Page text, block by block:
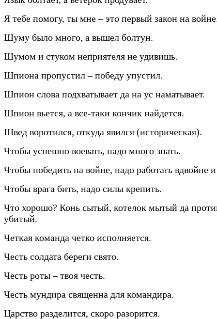
Я тебе помогу, ты мне – это первый закон на
Шуму было много, а вышел болтун.
Шумом и стуком неприятеля не удивишь.
Шпиона пропустил – победу упустил.
Шпион слова подхватывает да на ус наматывает.
Шпион вьется, а все-таки кончик найдется.
Швед воротился, откуда явился (историческая).
Чтобы успешно воевать, надо много знать.
Чтобы победить на войне, надо работать вдвойне
Чтобы врага бить, надо силы крепить.
Что хорошо? Конь сытый, котелок мытый да
убитый.
Четкая команда четко исполняется.
Честь солдата береги свято.
Честь роты – твоя честь.
Честь мундира священна для командира.
Царство разделится, скоро разорится.